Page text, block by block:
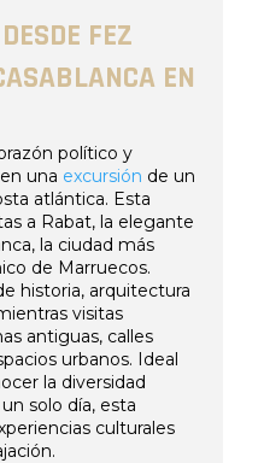
FEZ
EN
político y
una excursión de un
atlántica. Esta
a Rabat, la elegante
la ciudad más
de Marruecos.
historia, arquitectura
visitas
antiguas, calles
urbanos. Ideal
la diversidad
solo día, esta
culturales